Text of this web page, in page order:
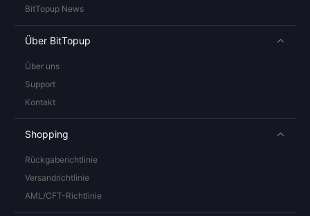
BitTopup News
Über BitTopup
Über uns
Support
Kontakt
Shopping
Rückgaberichtlinie
Versandrichtlinie
AML/CFT-Richtlinie